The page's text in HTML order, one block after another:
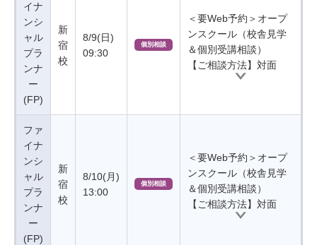
イナ
ンシ
ャル
プラ
ンナ
ー
(FP)
新
宿
校
8/9(日)
09:30
個別相談
＜要Web予約＞オープ
ンスクール（校舎見学
＆個別受講相談）
【ご相談方法】対面
ファ
イナ
ンシ
ャル
プラ
ンナ
ー
(FP)
新
宿
校
8/10(月)
13:00
個別相談
＜要Web予約＞オープ
ンスクール（校舎見学
＆個別受講相談）
【ご相談方法】対面